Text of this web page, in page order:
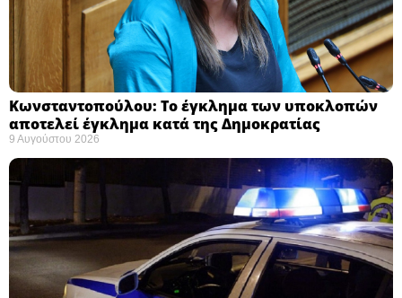
Κωνσταντοπούλου: Το έγκλημα των υποκλοπών
αποτελεί έγκλημα κατά της Δημοκρατίας ​
9 Αυγούστου 2026